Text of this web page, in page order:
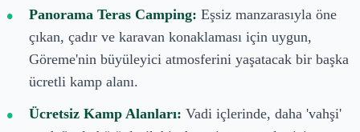
Panorama Teras Camping: Eşsiz manzarasıyla öne
çıkan, çadır ve karavan konaklaması için uygun,
Göreme'nin büyüleyici atmosferini yaşatacak bir başka
ücretli kamp alanı.
Ücretsiz Kamp Alanları: Vadi içlerinde, daha 'vahşi'